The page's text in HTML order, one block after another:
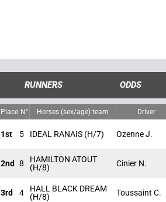
RUNNERS ODDS
Place N° Horses (sex/age) team Driver
1st 5 IDEAL RANAIS (H/7) Ozenne J.
2nd 8
HAMILTON ATOUT
(H/8)
Cinier N.
3rd 4
HALL BLACK DREAM
(H/8)
Toussaint C.